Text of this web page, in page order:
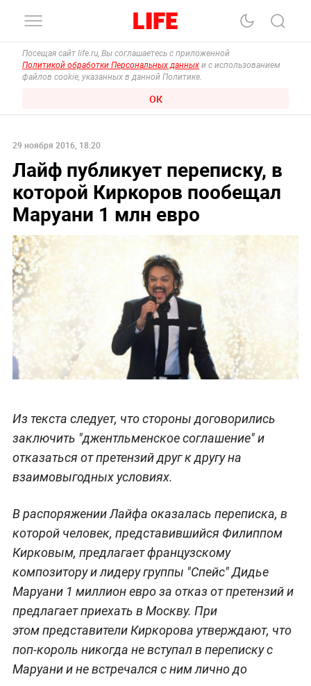
Посещая сайт life.ru, Вы соглашаетесь с приложенной
Политикой обработки Персональных данных и с использованием
файлов cookie, указанных в данной Политике.
ОК
29 ноября 2016, 18:20
Лайф публикует переписку, в
которой Киркоров пообещал
Маруани 1 млн евро
Из текста следует, что стороны договорились
заключить "джентльменское соглашение" и
отказаться от претензий друг к другу на
взаимовыгодных условиях.
В распоряжении Лайфа оказалась переписка, в
которой человек, представившийся Филиппом
Кирковым, предлагает французскому
композитору и лидеру группы "Спейс" Дидье
Маруани 1 миллион евро за отказ от претензий и
предлагает приехать в Москву. При
этом представители Киркорова утверждают, что
поп-король никогда не вступал в переписку с
Маруани и не встречался с ним лично до